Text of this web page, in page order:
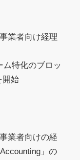
業者向け経理
ム特化のブロッ
開始
業者向けの経
」の